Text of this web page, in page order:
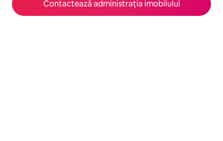
Contactează administrația imobilului